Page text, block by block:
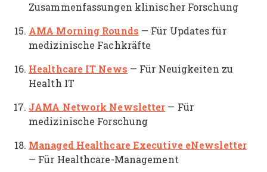
Zusammenfassungen klinischer Forschung
AMA Morning Rounds — Für Updates für
medizinische Fachkräfte
Healthcare IT News — Für Neuigkeiten zu
Health IT
JAMA Network Newsletter — Für
medizinische Forschung
Managed Healthcare Executive eNewsletter
— Für Healthcare-Management